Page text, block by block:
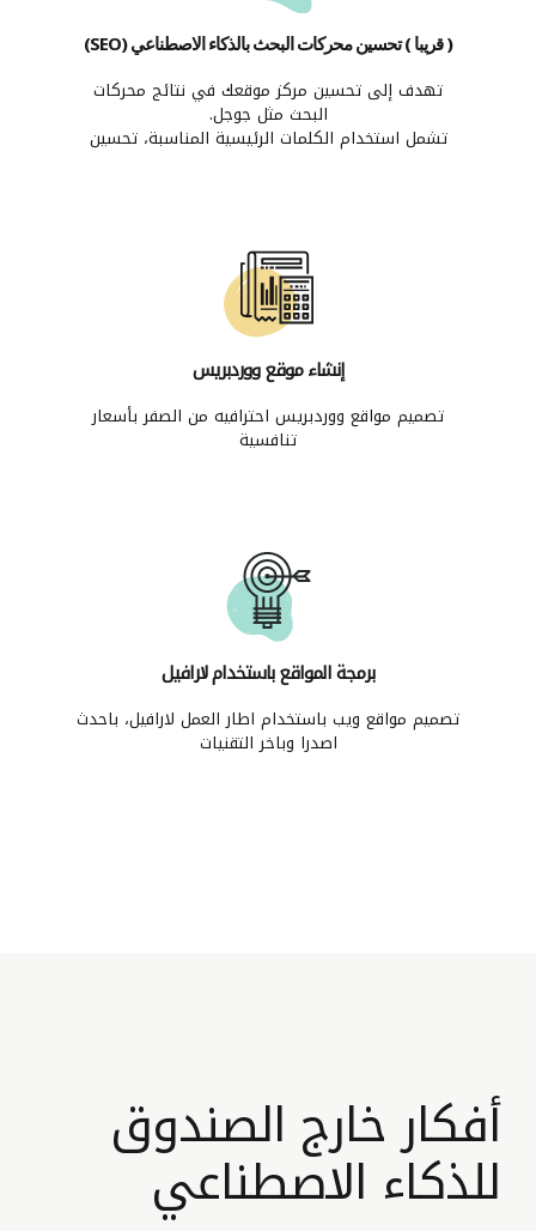
( قريبا ) تحسين محركات البحث بالذكاء الاصطناعي (SEO)
تهدف إلى تحسين مركز موقعك في نتائج محركات
البحث مثل جوجل.
تشمل استخدام الكلمات الرئيسية المناسبة، تحسين
إنشاء موقع ووردبريس
تصميم مواقع ووردبريس احترافيه من الصفر بأسعار
تنافسية
برمجة المواقع باستخدام لارافيل
تصميم مواقع ويب باستخدام اطار العمل لارافيل، باحدث
اصدرا وباخر التقنيات
أفكار خارج الصندوق
للذكاء الاصطناعي